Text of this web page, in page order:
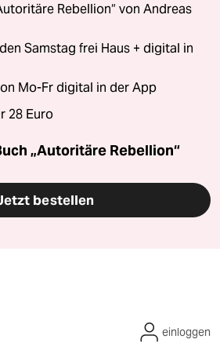
Rebellion“ von Andreas
Samstag frei Haus + digital in
Mo-Fr digital in der App
28 Euro
„Autoritäre Rebellion“
bestellen
einloggen